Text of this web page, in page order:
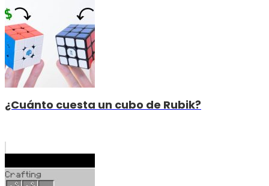
¿Cuánto cuesta un cubo de Rubik?